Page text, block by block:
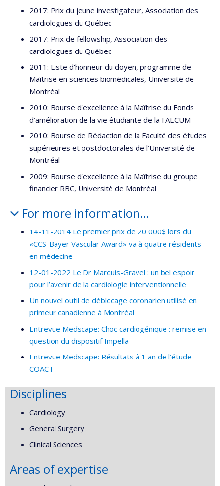
2017: Prix du jeune investigateur, Association des
cardiologues du Québec
2017: Prix de fellowship, Association des
cardiologues du Québec
2011: Liste d'honneur du doyen, programme de
Maîtrise en sciences biomédicales, Université de
Montréal
2010: Bourse d'excellence à la Maîtrise du Fonds
d’amélioration de la vie étudiante de la FAECUM
2010: Bourse de Rédaction de la Faculté des études
supérieures et postdoctorales de l’Université de
Montréal
2009: Bourse d’excellence à la Maîtrise du groupe
financier RBC, Université de Montréal
For more information…
14-11-2014 Le premier prix de 20 000$ lors du
«CCS-Bayer Vascular Award» va à quatre résidents
en médecine
12-01-2022 Le Dr Marquis-Gravel : un bel espoir
pour l’avenir de la cardiologie interventionnelle
Un nouvel outil de déblocage coronarien utilisé en
primeur canadienne à Montréal
Entrevue Medscape: Choc cardiogénique : remise en
question du dispositif Impella
Entrevue Medscape: Résultats à 1 an de l’étude
COACT
Disciplines
Cardiology
General Surgery
Clinical Sciences
Areas of expertise